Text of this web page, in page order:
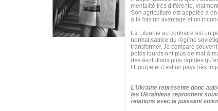
mentalité très différente,
Son agriculture est appelée à
à la fois un avantage et un
La Lituanie au contraire est un
normalisatrice du régime
transformer. Je compare
poids lourds ont plus de mal à
des évolutions plus rapides
l’Europe et c’est un pays très
L’Ukraine représente donc
les Ukrainiens reprochent
relations avec le puissant